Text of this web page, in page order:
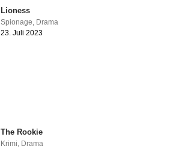
Lioness
Spionage, Drama
23. Juli 2023
The Rookie
Krimi, Drama